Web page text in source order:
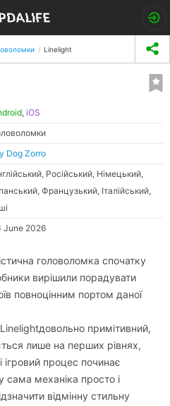
Linelight
, iOS
Dog Zorro
Російський, Німецький,
Французький, Італійський,
June 2026
головоломка спочатку
вирішили порадувати
повноцінним портом даної
примітивний,
лише на перших рівнях,
ігровий процес починає
механіка просто і
відмінну стильну